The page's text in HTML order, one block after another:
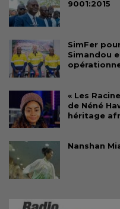
9001:2015
SimFer
Simandou
« Les
de Néné
héritage
Nanshan